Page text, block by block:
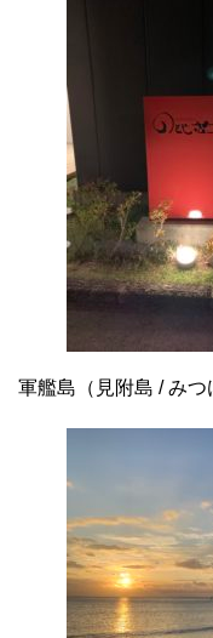
軍艦島（見附島 / み